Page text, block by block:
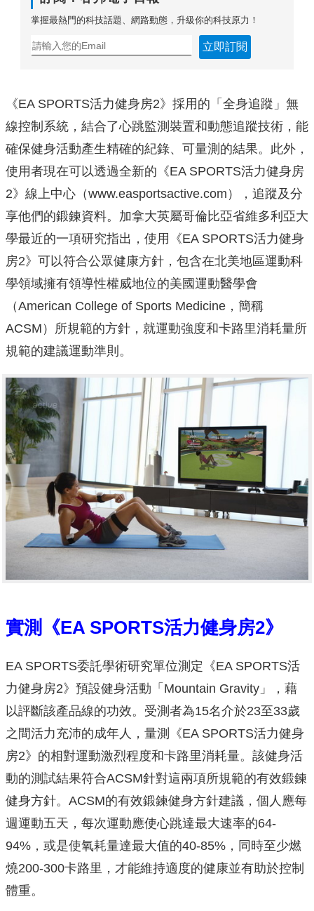
掌握最熱門的科技話題、網路動態，升級你的科技原力！
立即訂閱
《EA SPORTS活力健身房2》採用的「全身追蹤」無
線控制系統，結合了心跳監測裝置和動態追蹤技術，能
確保健身活動產生精確的紀錄、可量測的結果。此外，
使用者現在可以透過全新的《EA SPORTS活力健身房
2》線上中心（www.easportsactive.com），追蹤及分
享他們的鍛鍊資料。加拿大英屬哥倫比亞省維多利亞大
學最近的一項研究指出，使用《EA SPORTS活力健身
房2》可以符合公眾健康方針，包含在北美地區運動科
學領域擁有領導性權威地位的美國運動醫學會
（American College of Sports Medicine，簡稱
ACSM）所規範的方針，就運動強度和卡路里消耗量所
規範的建議運動準則。
實測《EA SPORTS活力健身房2》
EA SPORTS委託學術研究單位測定《EA SPORTS活
力健身房2》預設健身活動「Mountain Gravity」，藉
以評斷該產品線的功效。受測者為15名介於23至33歲
之間活力充沛的成年人，量測《EA SPORTS活力健身
房2》的相對運動激烈程度和卡路里消耗量。該健身活
動的測試結果符合ACSM針對這兩項所規範的有效鍛鍊
健身方針。ACSM的有效鍛鍊健身方針建議，個人應每
週運動五天，每次運動應使心跳達最大速率的64-
94%，或是使氧耗量達最大值的40-85%，同時至少燃
燒200-300卡路里，才能維持適度的健康並有助於控制
體重。